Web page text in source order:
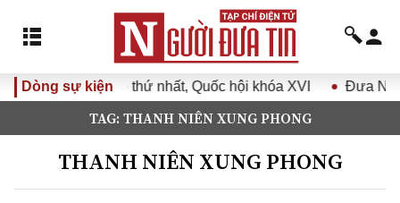
Dòng sự kiện
nhất, Quốc hội khóa XVI Đưa Nghị quyết Đại hội
TAG: THANH NIÊN XUNG PHONG
THANH NIÊN XUNG PHONG